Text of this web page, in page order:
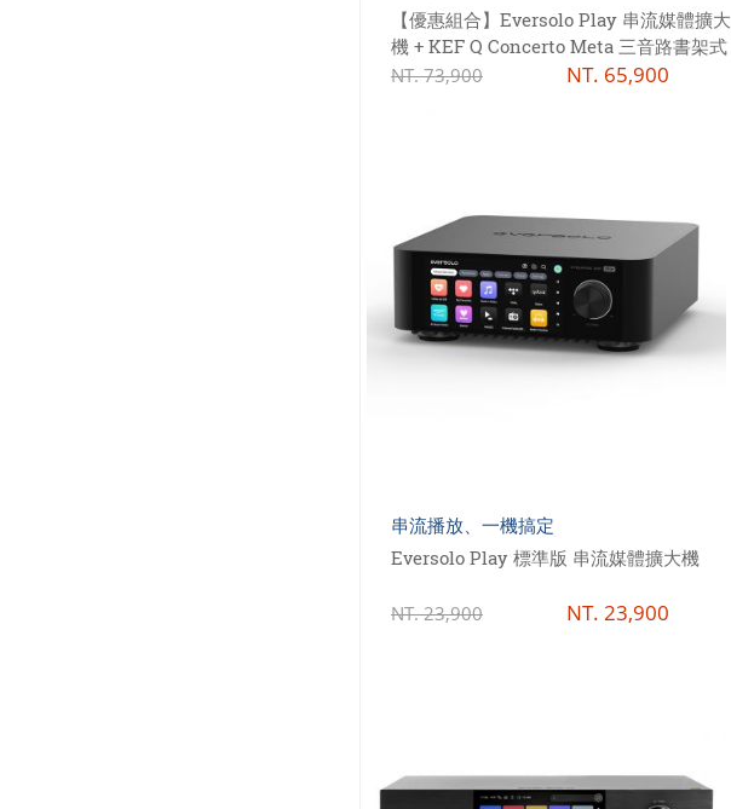
【優惠組合】Eversolo Play 串流媒體擴大
機 + KEF Q Concerto Meta 三音路書架式
喇叭
NT.73,900 NT. 65,900
串流播放、一機搞定
Eversolo Play 標準版 串流媒體擴大機
NT.23,900 NT. 23,900